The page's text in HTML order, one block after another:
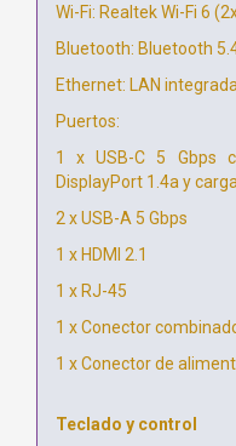
Wi-Fi: Realtek Wi-Fi 6
Bluetooth: Bluetooth
Ethernet: LAN
Puertos:
1 x USB-C 5 Gbps
DisplayPort 1.4a y
2 x USB-A 5 Gbps
1 x HDMI 2.1
1 x RJ-45
1 x Conector
1 x Conector de
Teclado y control